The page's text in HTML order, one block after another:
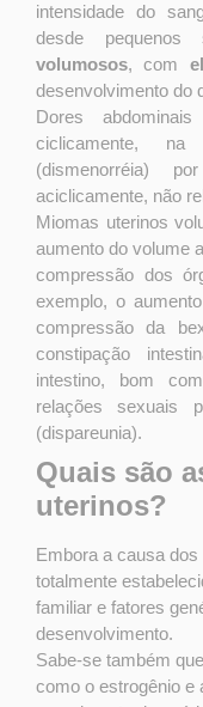
intensidade do
desde pequenos
volumosos, com
desenvolvimento do
Dores
ciclicamente,
(dismenorréia)
aciclicamente, não
Miomas uterinos
aumento do volume
compressão dos
exemplo, o
compressão da
constipação
intestino, bom
relações sexuais
(dispareunia).
Quais são
uterinos?
Embora a causa
totalmente
familiar e fatores
desenvolvimento.
Sabe-se também
como o estrogênio e